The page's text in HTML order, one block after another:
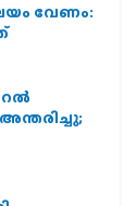
വേണം: